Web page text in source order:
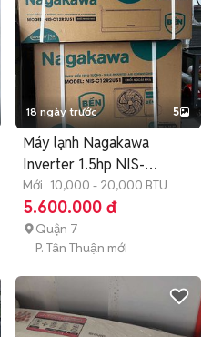
18 ngày trước 5
Máy lạnh Nagakawa
Inverter 1.5hp NIS-
C12R2U51
Mới 10,000 - 20,000 BTU
5.600.000 đ
Quận 7
P. Tân Thuận mới